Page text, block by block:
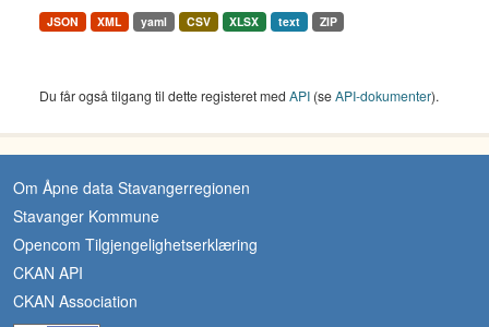
JSON XML yaml CSV XLSX text ZIP
Du får også tilgang til dette registeret med API (seAPI-dokumenter).
Om Åpne data Stavangerregionen
Stavanger Kommune
Opencom Tilgjengelighetserklæring
CKAN API
CKAN Association